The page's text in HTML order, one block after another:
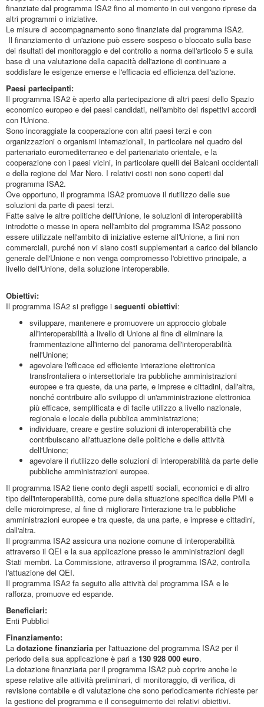
finanziate dal programma ISA2 fino al momento in cui vengono riprese da
altri programmi o iniziative.
Le misure di accompagnamento sono finanziate dal programma ISA2.
Il finanziamento di un'azione può essere sospeso o bloccato sulla base
dei risultati del monitoraggio e del controllo a norma dell'articolo 5 e sulla
base di una valutazione della capacità dell'azione di continuare a
soddisfare le esigenze emerse e l'efficacia ed efficienza dell'azione.
Paesi partecipanti:
Il programma ISA2 è aperto alla partecipazione di altri paesi dello Spazio
economico europeo e dei paesi candidati, nell'ambito dei rispettivi accordi
con l'Unione.
Sono incoraggiate la cooperazione con altri paesi terzi e con
organizzazioni o organismi internazionali, in particolare nel quadro del
partenariato euromediterraneo e del partenariato orientale, e la
cooperazione con i paesi vicini, in particolare quelli dei Balcani occidentali
e della regione del Mar Nero. I relativi costi non sono coperti dal
programma ISA2.
Ove opportuno, il programma ISA2 promuove il riutilizzo delle sue
soluzioni da parte di paesi terzi.
Fatte salve le altre politiche dell'Unione, le soluzioni di interoperabilità
introdotte o messe in opera nell'ambito del programma ISA2 possono
essere utilizzate nell'ambito di iniziative esterne all'Unione, a fini non
commerciali, purché non vi siano costi supplementari a carico del bilancio
generale dell'Unione e non venga compromesso l'obiettivo principale, a
livello dell'Unione, della soluzione interoperabile.
Obiettivi:
Il programma ISA2 si prefigge i seguenti obiettivi:
sviluppare, mantenere e promuovere un approccio globale
all'interoperabilità a livello di Unione al fine di eliminare la
frammentazione all'interno del panorama dell'interoperabilità
nell'Unione;
agevolare l'efficace ed efficiente interazione elettronica
transfrontaliera o intersettoriale tra pubbliche amministrazioni
europee e tra queste, da una parte, e imprese e cittadini, dall'altra,
nonché contribuire allo sviluppo di un'amministrazione elettronica
più efficace, semplificata e di facile utilizzo a livello nazionale,
regionale e locale della pubblica amministrazione;
individuare, creare e gestire soluzioni di interoperabilità che
contribuiscano all'attuazione delle politiche e delle attività
dell'Unione;
agevolare il riutilizzo delle soluzioni di interoperabilità da parte delle
pubbliche amministrazioni europee.
Il programma ISA2 tiene conto degli aspetti sociali, economici e di altro
tipo dell'interoperabilità, come pure della situazione specifica delle PMI e
delle microimprese, al fine di migliorare l'interazione tra le pubbliche
amministrazioni europee e tra queste, da una parte, e imprese e cittadini,
dall'altra.
Il programma ISA2 assicura una nozione comune di interoperabilità
attraverso il QEI e la sua applicazione presso le amministrazioni degli
Stati membri. La Commissione, attraverso il programma ISA2, controlla
l'attuazione del QEI.
Il programma ISA2 fa seguito alle attività del programma ISA e le
rafforza, promuove ed espande.
Beneficiari:
Enti Pubblici
Finanziamento:
La dotazione finanziaria per l'attuazione del programma ISA2 per il
periodo della sua applicazione è pari a 130 928 000 euro.
La dotazione finanziaria per il programma ISA2 può coprire anche le
spese relative alle attività preliminari, di monitoraggio, di verifica, di
revisione contabile e di valutazione che sono periodicamente richieste per
la gestione del programma e il conseguimento dei relativi obiettivi.